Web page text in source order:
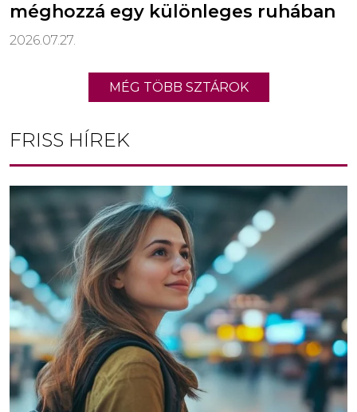
méghozzá egy különleges ruhában
2026.07.27.
MÉG TÖBB SZTÁROK
FRISS HÍREK